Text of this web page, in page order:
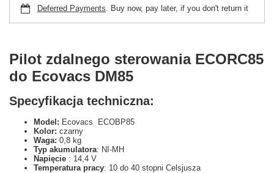
Deferred Payments. Buy now, pay later, if you don't return it
Pilot zdalnego sterowania ECORC85
do Ecovacs DM85
Specyfikacja techniczna:
Model: Ecovacs ECOBP85
Kolor: czarny
Waga: 0,8 kg
Typ akumulatora: NI-MH
Napięcie : 14,4 V
Temperatura pracy: 10 do 40 stopni Celsjusza